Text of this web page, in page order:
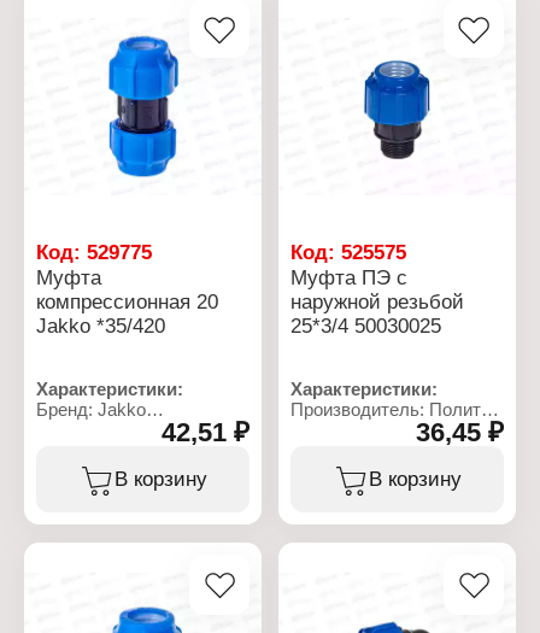
Резьба присоединения:
Рабочее давление: до 10
Температура
применения: от 0 до +40
Резьба присоединения:
Рабочее давление: до 10
Температура
применения: от 0 до +40
Код: 529775
Муфта
компрессионная 20
Jakko *35/420
Характеристики:
Бренд: Jakko
Артикул: 704049020T
Тип товара: Муфта
Тип: компрессионная
Вид: соединительная
42,51 ₽
В корзину
Код:525575
Муфта ПЭ с
наружной резьбой
25*3/4 50030025
Характеристики:
Производитель: Политек
Линейка: ТПК-АКВА
Артикул: 50030025
Тип товара: Муфта
Вид: переходная
36,45 ₽
В корзину